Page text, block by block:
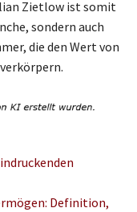
Zietlow ist somit
sondern auch
die den Wert von
Definition,